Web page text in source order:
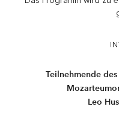
Teilnehmende
Leo